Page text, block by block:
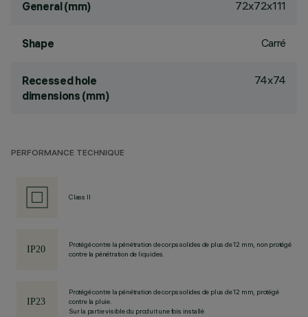
General (mm) 72x72x111
Shape Carré
Recessed hole
dimensions (mm)
74x74
PERFORMANCE TECHNIQUE
Class II
Protégé contre la pénétration de corps solides de plus de 12 mm, non protégé
contre la pénétration de liquides.
Protégé contre la pénétration de corps solides de plus de 12 mm, protégé
contre la pluie.
Sur la partie visible du produit une fois installé